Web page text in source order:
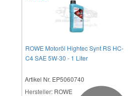
ROWE Motoröl Hightec Synt RS HC-
C4 SAE 5W-30 - 1 Liter
Artikel Nr. EP5060740
Hersteller: ROWE